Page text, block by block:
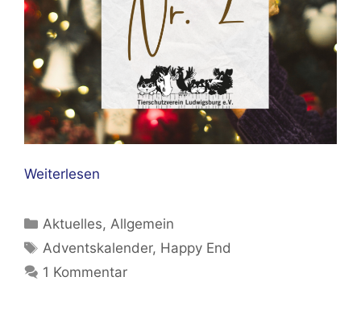
Weiterlesen
Kategorien
Aktuelles,Allgemein
Schlagwörter
Adventskalender, Happy End
1 Kommentar